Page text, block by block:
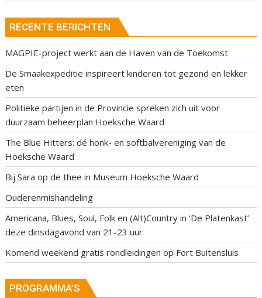
RECENTE BERICHTEN
MAGPIE-project werkt aan de Haven van de Toekomst
De Smaakexpeditie inspireert kinderen tot gezond en lekker
eten
Politieke partijen in de Provincie spreken zich uit voor
duurzaam beheerplan Hoeksche Waard
The Blue Hitters: dé honk- en softbalvereniging van de
Hoeksche Waard
Bij Sara op de thee in Museum Hoeksche Waard
Ouderenmishandeling
Americana, Blues, Soul, Folk en (Alt)Country in ‘De Platenkast’
deze dinsdagavond van 21-23 uur
Komend weekend gratis rondleidingen op Fort Buitensluis
PROGRAMMA’S